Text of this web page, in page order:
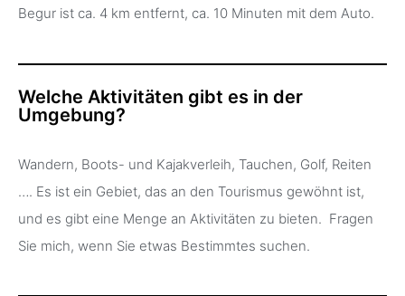
Begur ist ca. 4 km entfernt, ca. 10 Minuten mit dem Auto.
Welche Aktivitäten gibt es in der
Umgebung?
Wandern, Boots- und Kajakverleih, Tauchen, Golf, Reiten
…. Es ist ein Gebiet, das an den Tourismus gewöhnt ist,
und es gibt eine Menge an Aktivitäten zu bieten. Fragen
Sie mich, wenn Sie etwas Bestimmtes suchen.